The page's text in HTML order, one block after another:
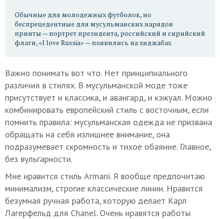
Обычные для молодежных футболок, но
беспрецедентные для мусульманских нарядов
принты — портрет президента, российский и сирийский
флаги, «I love Russia» — появились на хиджабах
Важно понимать вот что. Нет принципиального
различия в стилях. В мусульманской моде тоже
присутствует и классика, и авангард, и кэжуал. Можно
комбинировать европейский стиль с восточным, если
помнить правила: мусульманская одежда не призвана
обращать на себя излишнее внимание, она
подразумевает скромность и тихое обаяние. Главное,
без вульгарности.
Мне нравится стиль Armani. Я вообще предпочитаю
минимализм, строгие классические линии. Нравится
безумная ручная работа, которую делает Карл
Лагерфельд для Chanel. Очень нравятся работы